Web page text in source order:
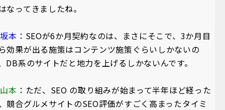
なってきましたね。
本 ：SEOが6か月契約なのは、まさにそこで、3か月目
効果が出る施策はコンテンツ施策ぐらいしかないの
DB系のサイトだと地力を上げるしかないんです。
本 ：ただ、SEO の取り組みが始まって半年ほど経った
競合グルメサイトのSEO評価がすごく高まったタイミ